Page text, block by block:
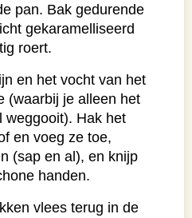
pan. Bak gedurende
gekaramelliseerd
roert.
en het vocht van het
(waarbij je alleen het
weggooit). Hak het
en voeg ze toe,
(sap en al), en knijp
handen.
vlees terug in de